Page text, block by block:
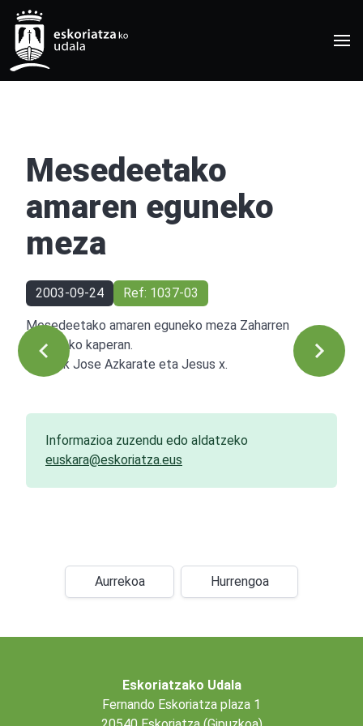
Mesedeetako
amaren eguneko
meza
2003-09-24 Ref: 1037-03
Mesedeetako amaren eguneko meza Zaharren
Egoitzako kaperan.
Apaizak Jose Azkarate eta Jesus x.
Informazioa zuzendu edo aldatzeko
euskara@eskoriatza.eus
Aurrekoa Hurrengoa
Eskoriatzako Udala
Fernando Eskoriatza plaza 1